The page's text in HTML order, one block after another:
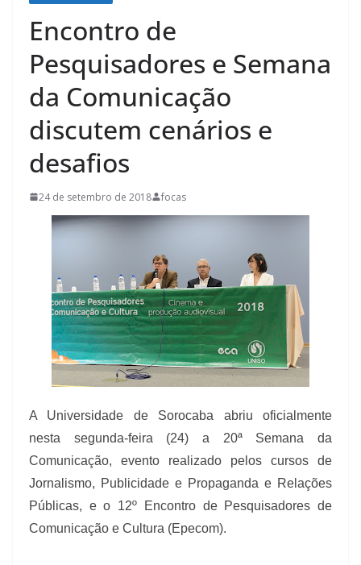
Encontro de
Pesquisadores e Semana
da Comunicação
discutem cenários e
desafios
24 de setembro de 2018 focas
A Universidade de Sorocaba abriu oficialmente
nesta segunda-feira
(24) a 20ª Semana da
Comunicação, evento realizado pelos cursos de
Jornalismo, Publicidade e Propaganda e Relações
Públicas, e o 12º Encontro de Pesquisadores de
Comunicação e Cultura (Epecom).